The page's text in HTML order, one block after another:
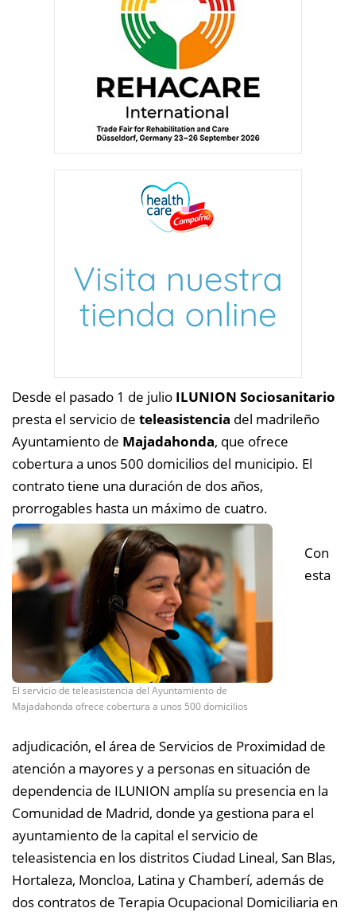
Desde el pasado 1 de julio ILUNION Sociosanitario
presta el servicio de teleasistencia del madrileño
Ayuntamiento de Majadahonda, que ofrece
cobertura a unos 500 domicilios del municipio. El
contrato tiene una duración de dos años,
prorrogables hasta un máximo de cuatro.
El servicio de teleasistencia del Ayuntamiento de
Majadahonda ofrece cobertura a unos 500 domicilios
Con
esta
adjudicación, el área de Servicios de Proximidad de
atención a mayores y a personas en situación de
dependencia de ILUNION amplía su presencia en la
Comunidad de Madrid, donde ya gestiona para el
ayuntamiento de la capital el servicio de
teleasistencia en los distritos Ciudad Lineal, San Blas,
Hortaleza, Moncloa, Latina y Chamberí, además de
dos contratos de Terapia Ocupacional Domiciliaria en